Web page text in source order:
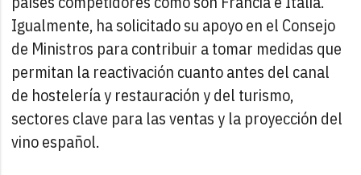
Igualmente, ha solicitado su apoyo en el Consejo
de Ministros para contribuir a tomar medidas que
permitan la reactivación cuanto antes del canal
de hostelería y restauración y del turismo,
sectores clave para las ventas y la proyección del
vino español.